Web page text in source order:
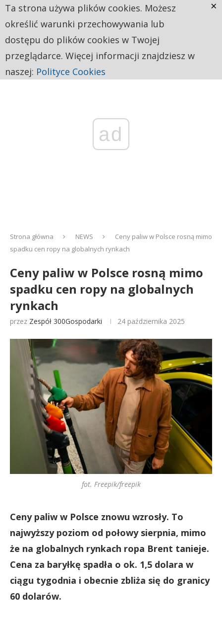
ad
Strona główna NEWS
Ceny paliw w Polsce rosną mimo
spadku cen ropy na globalnych rynkach
Ceny paliw w Polsce rosną mimo
spadku cen ropy na globalnych
rynkach
przez Zespół 300Gospodarki 24 października 2025
fot. Freepik/freepik
Ceny paliw w Polsce znowu wzrosły. To
najwyższy poziom od połowy sierpnia, mimo
że na globalnych rynkach ropa Brent tanieje.
Cena za baryłkę spadła o ok. 1,5 dolara w
ciągu tygodnia i obecnie zbliża się do granicy
60 dolarów.
Ta strona używa plików cookies. Możesz
określić warunki przechowywania lub
dostępu do plików cookies w Twojej
przeglądarce. Więcej informacji znajdziesz w
naszej: Polityce Cookies
×